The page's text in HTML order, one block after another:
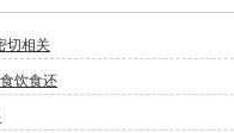
切相关
饮食还